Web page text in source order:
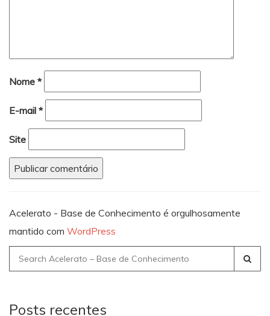
Nome *
E-mail *
Site
Acelerato - Base de Conhecimento é orgulhosamente
mantido com WordPress
Search
for:
Posts recentes